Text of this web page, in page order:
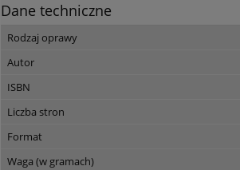
Dane techniczne
Rodzaj oprawy
Autor
ISBN
Liczba stron
Format
Waga (w gramach)